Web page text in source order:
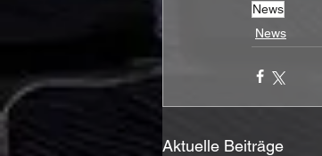
News
News
Aktuelle Beiträge